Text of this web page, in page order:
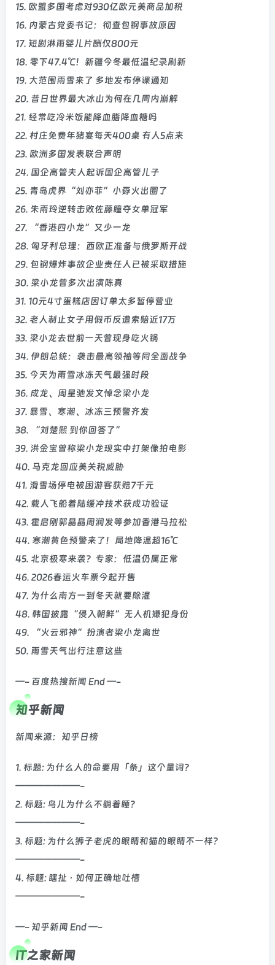
15. 欧盟多国考虑对930亿欧元美商品加税
16. 内蒙古党委书记：彻查包钢事故原因
17. 短剧淋雨婴儿片酬仅800元
18. 零下47.4℃！新疆今冬最低温纪录刷新
19. 大范围雨雪来了 多地发布停课通知
20. 昔日世界最大冰山为何在几周内崩解
21. 经常吃冷米饭能降血脂降血糖吗
22. 村庄免费年猪宴每天400桌 有人5点来
23. 欧洲多国发表联合声明
24. 国企高管夫人起诉国企高管儿子
25. 青岛虎界“刘亦菲”小孬火出圈了
26. 朱雨玲逆转击败佐藤瞳夺女单冠军
27. “香港四小龙”又少一龙
28. 匈牙利总理：西欧正准备与俄罗斯开战
29. 包钢爆炸事故企业责任人已被采取措施
30. 梁小龙曾多次出演陈真
31. 10元4寸蛋糕店因订单太多暂停营业
32. 老人制止女子用假币反遭索赔近17万
33. 梁小龙去世前一天曾现身吃火锅
34. 伊朗总统：袭击最高领袖等同全面战争
35. 今天为雨雪冰冻天气最强时段
36. 成龙、周星驰发文悼念梁小龙
37. 暴雪、寒潮、冰冻三预警齐发
38. “刘楚熙 到你回答了”
39. 洪金宝曾称梁小龙现实中打架像拍电影
40. 马克龙回应美关税威胁
41. 滑雪场停电被困游客获赔7千元
42. 载人飞船着陆缓冲技术获成功验证
43. 霍启刚郭晶晶周润发等参加香港马拉松
44. 寒潮黄色预警来了！局地降温超16℃
45. 北京极寒来袭？专家：低温仍属正常
46. 2026春运火车票今起开售
47. 为什么南方一到冬天就要除湿
48. 韩国披露“侵入朝鲜”无人机嫌犯身份
49. “火云邪神”扮演者梁小龙离世
50. 雨雪天气出行注意这些
—- 百度热搜新闻 End —-
知乎新闻
新闻来源：知乎日榜
1. 标题: 为什么人的命要用「条」这个量词？
———————-
2. 标题: 鸟儿为什么不躺着睡？
———————-
3. 标题: 为什么狮子老虎的眼睛和猫的眼睛不一样？
———————-
4. 标题: 瞎扯 · 如何正确地吐槽
———————-
—- 知乎新闻 End —-
IT之家新闻